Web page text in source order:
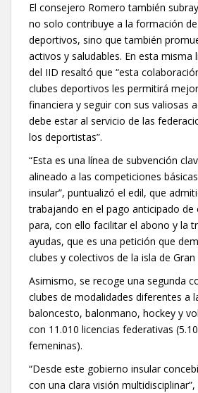
El consejero Romero también
no solo contribuye a la formación
deportivos, sino que también
activos y saludables. En esta misma
del IID resaltó que “esta
clubes deportivos les permitirá
financiera y seguir con sus valiosas
debe estar al servicio de las
los deportistas”.
“Esta es una línea de subvención
alineado a las competiciones
insular”, puntualizó el edil, que
trabajando en el pago anticipado de
para, con ello facilitar el abono y la
ayudas, que es una petición que
clubes y colectivos de la isla de Gran
Asimismo, se recoge una segunda
clubes de modalidades diferentes a
baloncesto, balonmano, hockey y
con 11.010 licencias federativas
femeninas).
“Desde este gobierno insular
con una clara visión